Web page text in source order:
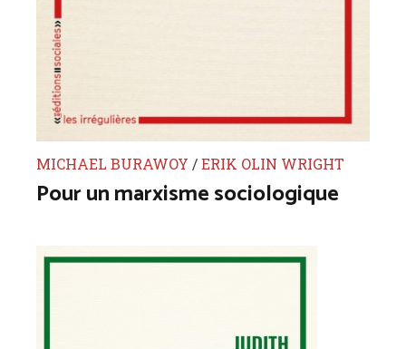
MICHAEL BURAWOY /ERIK OLIN WRIGHT
Pour un marxisme sociologique